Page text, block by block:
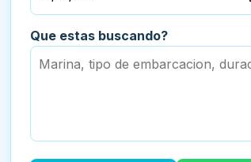
Que estas buscando?